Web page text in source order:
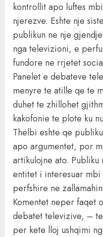
kontrollit apo luftes
njerezve. Eshte nje
publikun ne nje
nga televizioni, e
fundore ne rrjetet
Panelet e debateve
menyre te atille qe te
duhet te zhillohet
kakofonie te plote ku
Thelbi eshte qe
apo argumentet, por
artikulojne ato. Publiku
entitet i interesuar
perfshire ne
Komentet neper faqet
debatet televizive, –
per kete lloj ushqimi